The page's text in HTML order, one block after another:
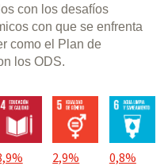
con los desafíos
con que se enfrenta
como el Plan de
los ODS.
2,9% 0,8%